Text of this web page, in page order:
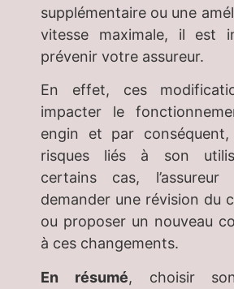
supplémentaire ou une
vitesse maximale, il est
prévenir votre assureur.
En effet, ces
impacter le
engin et par
risques liés à son
certains cas,
demander une révision du
ou proposer un nouveau
à ces changements.
En résumé, choisir